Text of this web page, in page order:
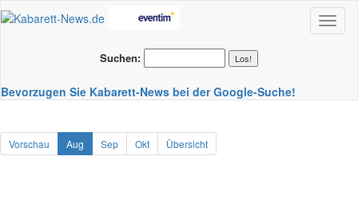
Suchen:
Bevorzugen Sie Kabarett-News bei der Google-Suche!
Vorschau Aug Sep Okt Übersicht